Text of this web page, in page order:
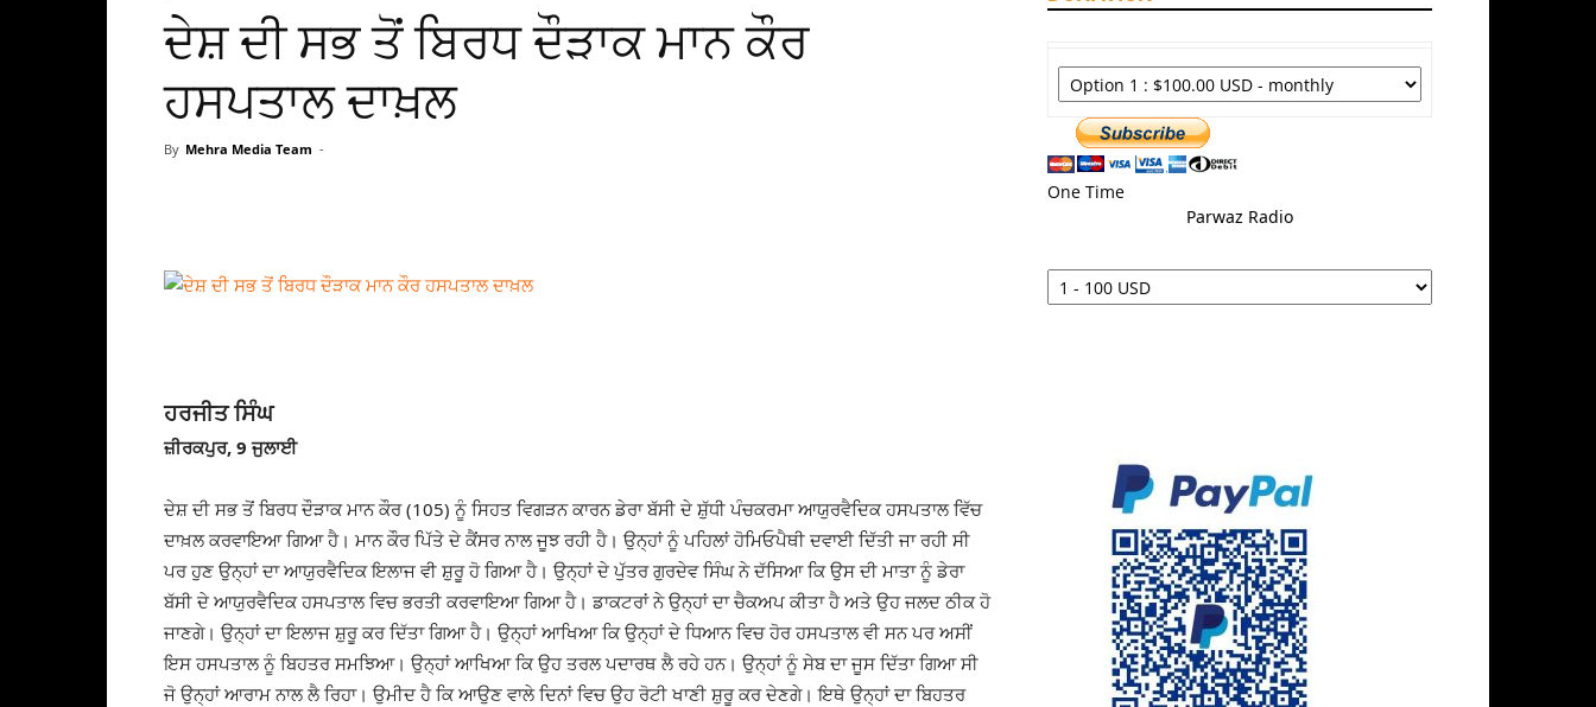
ਦੇਸ਼ ਦੀ ਸਭ ਤੋਂ ਬਿਰਧ ਦੌੜਾਕ ਮਾਨ ਕੌਰ
ਹਸਪਤਾਲ ਦਾਖ਼ਲ
By Mehra Media Team -
ਹਰਜੀਤ ਸਿੰਘ
ਜ਼ੀਰਕਪੁਰ, 9 ਜੁਲਾਈ
ਦੇਸ਼ ਦੀ ਸਭ ਤੋਂ ਬਿਰਧ ਦੌੜਾਕ ਮਾਨ ਕੌਰ (105) ਨੂੰ ਸਿਹਤ ਵਿਗੜਨ ਕਾਰਨ ਡੇਰਾ ਬੱਸੀ ਦੇ ਸ਼ੁੱਧੀ ਪੰਚਕਰਮਾ ਆਯੁਰਵੈਦਿਕ ਹਸਪਤਾਲ ਵਿੱਚ
ਦਾਖ਼ਲ ਕਰਵਾਇਆ ਗਿਆ ਹੈ। ਮਾਨ ਕੌਰ ਪਿੱਤੇ ਦੇ ਕੈਂਸਰ ਨਾਲ ਜੂਝ ਰਹੀ ਹੈ। ਉਨ੍ਹਾਂ ਨੂੰ ਪਹਿਲਾਂ ਹੋਮਿਓਪੈਥੀ ਦਵਾਈ ਦਿੱਤੀ ਜਾ ਰਹੀ ਸੀ
ਪਰ ਹੁਣ ਉਨ੍ਹਾਂ ਦਾ ਆਯੁਰਵੈਦਿਕ ਇਲਾਜ ਵੀ ਸ਼ੁਰੂ ਹੋ ਗਿਆ ਹੈ। ਉਨ੍ਹਾਂ ਦੇ ਪੁੱਤਰ ਗੁਰਦੇਵ ਸਿੰਘ ਨੇ ਦੱਸਿਆ ਕਿ ਉਸ ਦੀ ਮਾਤਾ ਨੂੰ ਡੇਰਾ
ਬੱਸੀ ਦੇ ਆਯੁਰਵੈਦਿਕ ਹਸਪਤਾਲ ਵਿਚ ਭਰਤੀ ਕਰਵਾਇਆ ਗਿਆ ਹੈ। ਡਾਕਟਰਾਂ ਨੇ ਉਨ੍ਹਾਂ ਦਾ ਚੈਕਅਪ ਕੀਤਾ ਹੈ ਅਤੇ ਉਹ ਜਲਦ ਠੀਕ ਹੋ
ਜਾਣਗੇ। ਉਨ੍ਹਾਂ ਦਾ ਇਲਾਜ ਸ਼ੁਰੂ ਕਰ ਦਿੱਤਾ ਗਿਆ ਹੈ। ਉਨ੍ਹਾਂ ਆਖਿਆ ਕਿ ਉਨ੍ਹਾਂ ਦੇ ਧਿਆਨ ਵਿਚ ਹੋਰ ਹਸਪਤਾਲ ਵੀ ਸਨ ਪਰ ਅਸੀਂ
ਇਸ ਹਸਪਤਾਲ ਨੂੰ ਬਿਹਤਰ ਸਮਝਿਆ। ਉਨ੍ਹਾਂ ਆਖਿਆ ਕਿ ਉਹ ਤਰਲ ਪਦਾਰਥ ਲੈ ਰਹੇ ਹਨ। ਉਨ੍ਹਾਂ ਨੂੰ ਸੇਬ ਦਾ ਜੂਸ ਦਿੱਤਾ ਗਿਆ ਸੀ
ਜੋ ਉਨ੍ਹਾਂ ਆਰਾਮ ਨਾਲ ਲੈ ਰਿਹਾ। ਉਮੀਦ ਹੈ ਕਿ ਆਉਣ ਵਾਲੇ ਦਿਨਾਂ ਵਿਚ ਉਹ ਰੋਟੀ ਖਾਣੀ ਸ਼ੁਰੂ ਕਰ ਦੇਣਗੇ। ਇਥੇ ਉਨ੍ਹਾਂ ਦਾ ਬਿਹਤਰ
One Time
Parwaz Radio